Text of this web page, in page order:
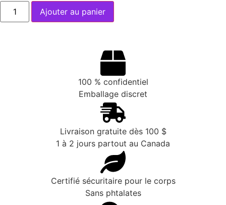
Ajouter au panier
100 % confidentiel
Emballage discret
Livraison gratuite dès 100 $
1 à 2 jours partout au Canada
Certifié sécuritaire pour le corps
Sans phtalates